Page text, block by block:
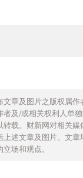
文章及图片之版权属作
者及/或相关权利人单
转载。财新网对相关媒
述文章及图片。文章
场和观点。